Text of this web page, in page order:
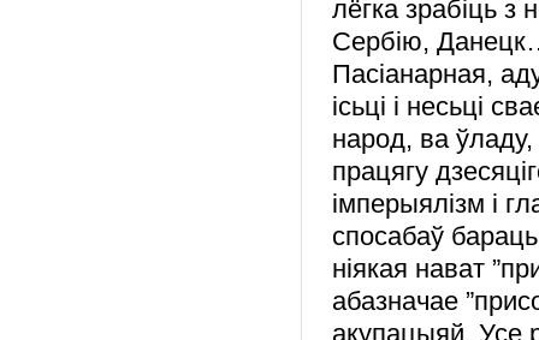
лёгка зрабіць з
Сербію,
Пасіанарная,
ісьці і несьці
народ, ва
працягу
імперыялізм і
спосабаў
ніякая нават
абазначае
акупацыяй. Усе